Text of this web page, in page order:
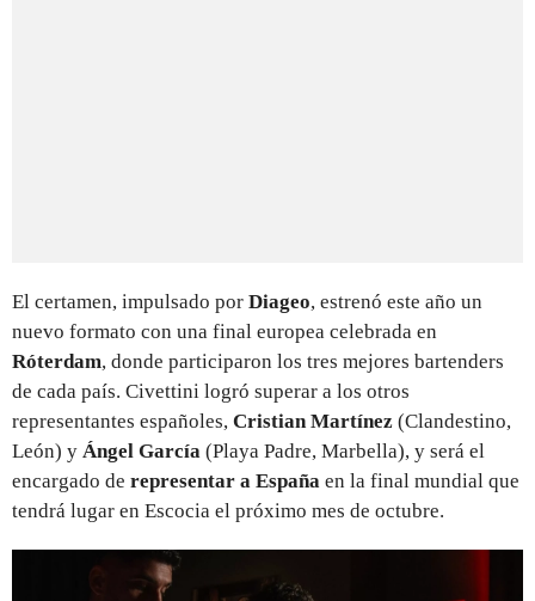
El certamen, impulsado por Diageo, estrenó este año un
nuevo formato con una final europea celebrada en
Róterdam, donde participaron los tres mejores bartenders
de cada país. Civettini logró superar a los otros
representantes españoles, Cristian Martínez (Clandestino,
León) y Ángel García (Playa Padre, Marbella), y será el
encargado de representar a España en la final mundial que
tendrá lugar en Escocia el próximo mes de octubre.